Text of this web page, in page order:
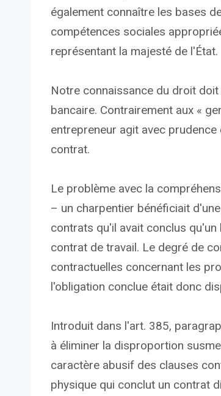
également connaître les bases
compétences sociales
représentant la majesté de l'État.
Notre connaissance du droit
bancaire. Contrairement aux «
entrepreneur agit avec
contrat.
Le problème avec la
– un charpentier bénéficiait
contrats qu'il avait conclus
contrat de travail. Le degré de
contractuelles concernant les
l'obligation conclue était donc
Introduit dans l'art. 385,
à éliminer la disproportion
caractère abusif des clauses
physique qui conclut un contrat